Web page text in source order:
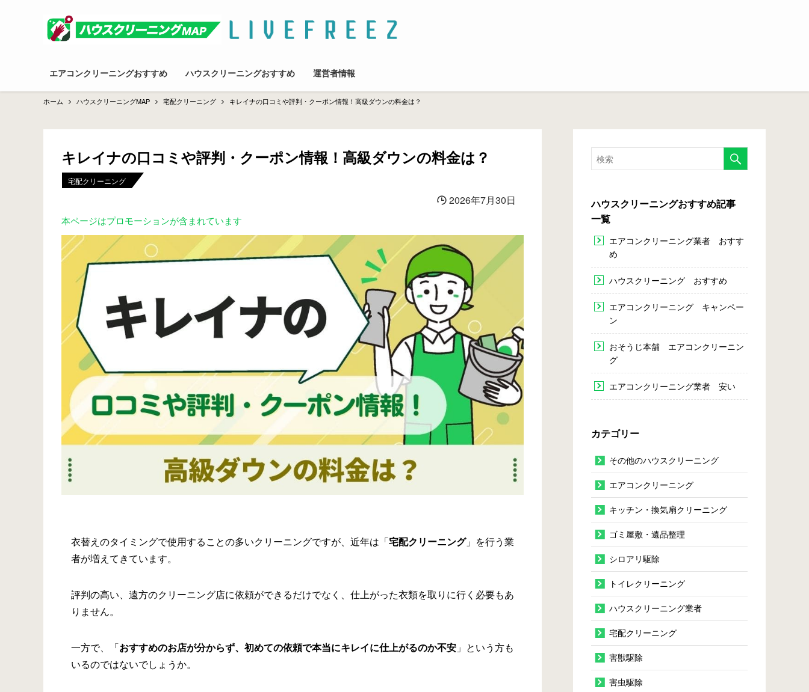
エアコンクリーニングおすすめ ハウスクリーニングおすすめ 運営者情報
ホーム ハウスクリーニングMAP 宅配クリーニング キレイナの口コミや評判・クーポン情報！高級ダウンの料金は？
キレイナの口コミや評判・クーポン情報！高級ダウンの料金は？
宅配クリーニング
2026年7月30日
本ページはプロモーションが含まれています
衣替えのタイミングで使用することの多いクリーニングですが、近年は「宅配クリーニング」を行う業
者が増えてきています。
評判の高い、遠方のクリーニング店に依頼ができるだけでなく、仕上がった衣類を取りに行く必要もあ
りません。
一方で、「おすすめのお店が分からず、初めての依頼で本当にキレイに仕上がるのか不安 」という方も
いるのではないでしょうか。
ハウスクリーニングおすすめ記事
一覧
エアコンクリーニング業者 おすす
め
ハウスクリーニング おすすめ
エアコンクリーニング キャンペー
ン
おそうじ本舗 エアコンクリーニン
グ
エアコンクリーニング業者 安い
カテゴリー
その他のハウスクリーニング
エアコンクリーニング
キッチン・換気扇クリーニング
ゴミ屋敷・遺品整理
シロアリ駆除
トイレクリーニング
ハウスクリーニング業者
宅配クリーニング
害獣駆除
害虫駆除